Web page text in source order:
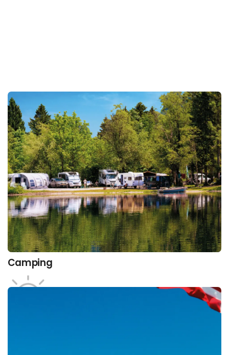
Camping